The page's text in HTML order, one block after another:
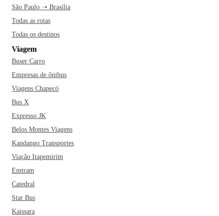
São Paulo ➝ Brasília
Todas as rotas
Todas os destinos
Viagem
Buser Carro
Empresas de ônibus
Viagens Chapecó
Bus X
Expresso JK
Belos Montes Viagens
Kandango Transportes
Viação Itapemirim
Emtram
Catedral
Star Bus
Kaissara